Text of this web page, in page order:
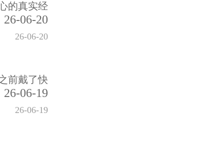
的真实经
26-06-20
26-06-20
前戴了快
26-06-19
26-06-19